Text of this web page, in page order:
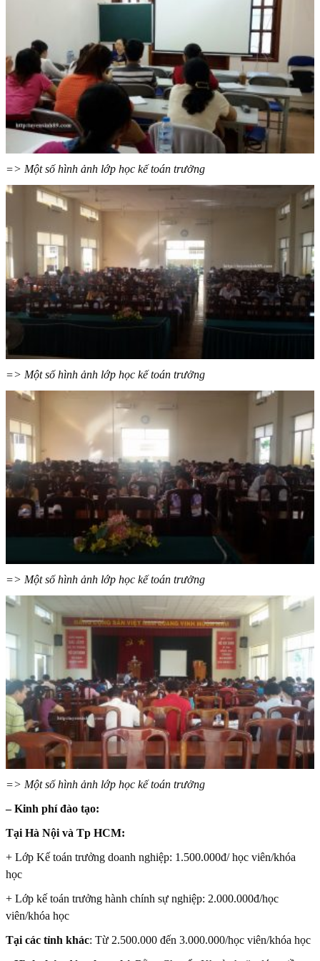
=> Một số hình ảnh lớp học kế toán trưởng
=> Một số hình ảnh lớp học kế toán trưởng
=> Một số hình ảnh lớp học kế toán trưởng
=> Một số hình ảnh lớp học kế toán trưởng
– Kinh phí đào tạo:
Tại Hà Nội và Tp HCM:
+ Lớp Kế toán trưởng doanh nghiệp: 1.500.000đ/ học viên/khóa
học
+ Lớp kế toán trưởng hành chính sự nghiệp: 2.000.000đ/học
viên/khóa học
Tại các tỉnh khác: Từ 2.500.000 đến 3.000.000/học viên/khóa học